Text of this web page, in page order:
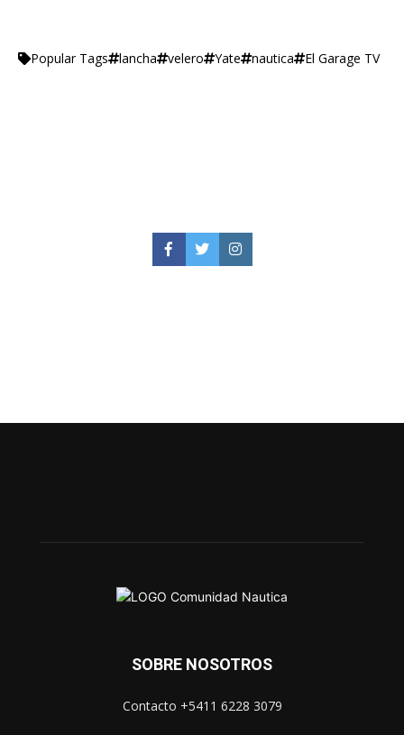
Popular Tags lancha velero Yate nautica El Garage TV
FacebookTwitterInstagram
SOBRE NOSOTROS
Contacto +5411 6228 3079